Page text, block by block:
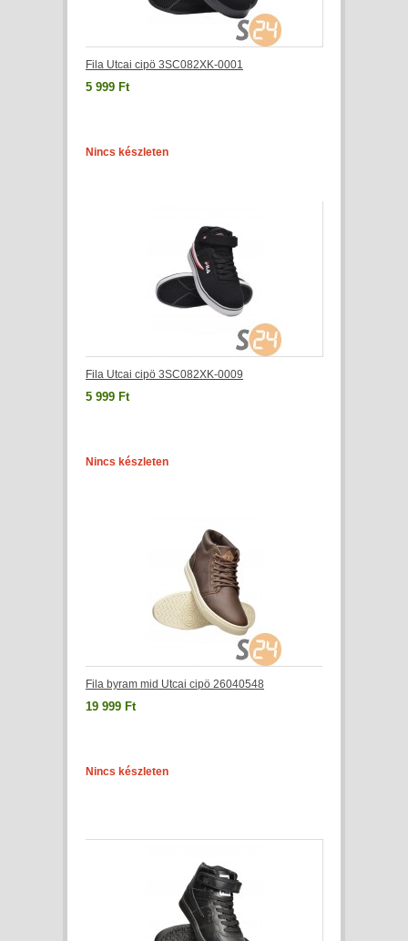
Fila Utcai cipö 3SC082XK-0001
5 999 Ft
Nincs készleten
Fila Utcai cipö 3SC082XK-0009
5 999 Ft
Nincs készleten
Fila byram mid Utcai cipö 26040548
19 999 Ft
Nincs készleten